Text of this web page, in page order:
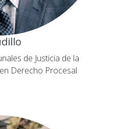
de Justicia de la
Derecho Procesal